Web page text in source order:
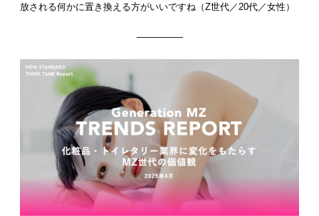
放される何かに置き換える方がいいですね（Z世代／20代／女性）
—————